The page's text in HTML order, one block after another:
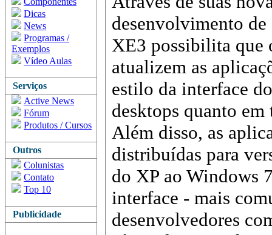
Dicas
News
Programas /
Exemplos
Vídeo Aulas
Serviços
Active News
Fórum
Produtos / Cursos
Outros
Colunistas
Contato
Top 10
Publicidade
desenvolvimento
XE3 possibilita que
atualizem as
estilo da interface
desktops quanto em
Além disso, as
distribuídas para
do XP ao Windows
interface - mais
desenvolvedores